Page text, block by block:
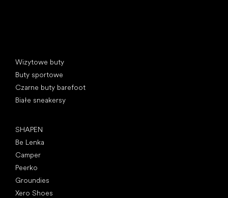
Wizytowe buty
Buty sportowe
Czarne buty barefoot
Białe sneakersy
SHAPEN
Be Lenka
Camper
Peerko
Groundies
Xero Shoes